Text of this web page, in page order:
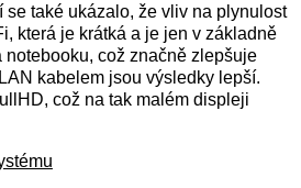
také ukázalo, že vliv na plynulost
která je krátká a je jen v základně
což značně zlepšuje
kabelem jsou výsledky lepší.
což na tak malém displeji